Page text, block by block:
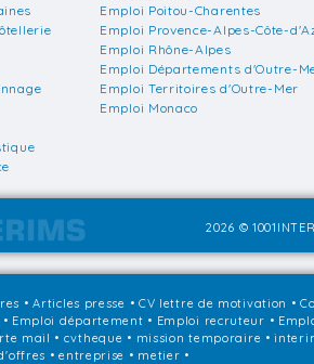
Emploi Poitou-Charentes
Emploi Provence-Alpes-Côte-
Emploi Rhône-Alpes
Emploi Départements d'Outre-
Emploi Territoires d'Outre-Mer
Emploi Monaco
2026 ©
•Articles presse • CV lettre de motivation •
• Emploi département • Emploi recruteur •
mail • cvtheque • mission temporaire •
• entreprise • metier •